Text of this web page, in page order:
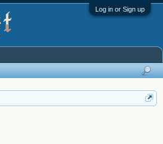
Log in or Sign up